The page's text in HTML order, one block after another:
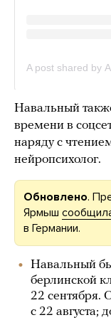
Навальный
времени в
наряду с
нейропсихолог.
Обновлено.
Ярмыш
в Германии.
Навальный
берлинской
22 сентября.
с 22 августа;